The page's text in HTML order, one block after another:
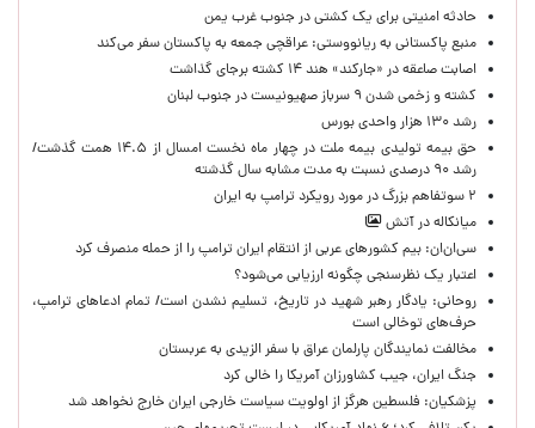
حادثه امنیتی برای یک کشتی در جنوب غرب یمن
منبع پاکستانی به ریانووستی: عراقچی جمعه به پاکستان سفر می‌کند
اصابت صاعقه در «جارکند» هند ۱۴ کشته برجای گذاشت
کشته و زخمی شدن ۹ سرباز صهیونیست در جنوب لبنان
رشد ۱۳۰ هزار واحدی بورس
حق بیمه تولیدی بیمه ملت در چهار ماه نخست امسال از ۱۴.۵ همت گذشت/
رشد ۹۰ درصدی نسبت به مدت مشابه سال گذشته
۲ سوتفاهم بزرگ در مورد رویکرد ترامپ به ایران
میانکاله در آتش
سی‌ان‌ان: بیم کشورهای عربی از انتقام ایران ترامپ را از حمله منصرف کرد
اعتبار یک نظرسنجی چگونه ارزیابی می‌شود؟
روحانی: یادگار رهبر شهید در تاریخ، تسلیم نشدن است/ تمام ادعاهای ترامپ،
حرف‌های توخالی است
مخالفت نمایندگان پارلمان عراق با سفر الزیدی به عربستان
جنگ ایران، جیب کشاورزان آمریکا را خالی کرد
پزشکیان: فلسطین هرگز از اولویت سیاست خارجی ایران خارج نخواهد شد